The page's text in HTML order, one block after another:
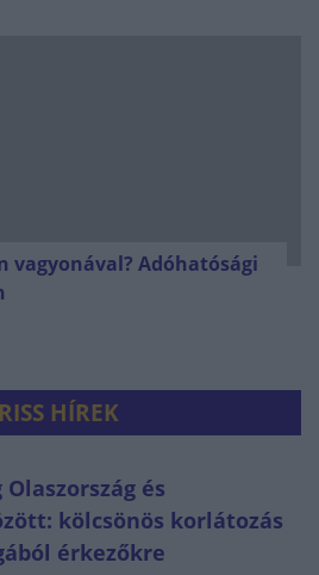
vagyonával? Adóhatósági
HÍREK
és
kölcsönös korlátozás
érkezőkre